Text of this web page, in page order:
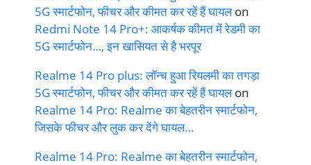
5G स्मार्टफोन, फीचर और कीमत कर रहें हैं घायलon
Redmi Note 14 Pro+: आकर्षक कीमत में रेडमी का
5G स्मार्टफोन…, इन खासियत से है भरपूर
Realme 14 Pro plus: लॉन्च हुआ रियलमी का तगड़ा
5G स्मार्टफोन, फीचर और कीमत कर रहें हैं घायलon
Realme 14 Pro: Realme का बेहतरीन स्मार्टफोन,
जिसके फीचर और लुक कर देंगे घायल…
Realme 14 Pro: Realme का बेहतरीन स्मार्टफोन,